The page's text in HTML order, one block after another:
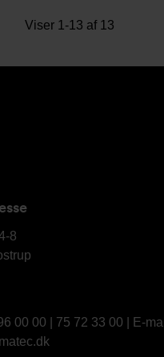
Viser 1-13 af 13
8
00 00 | 75 72 33 00 | E-